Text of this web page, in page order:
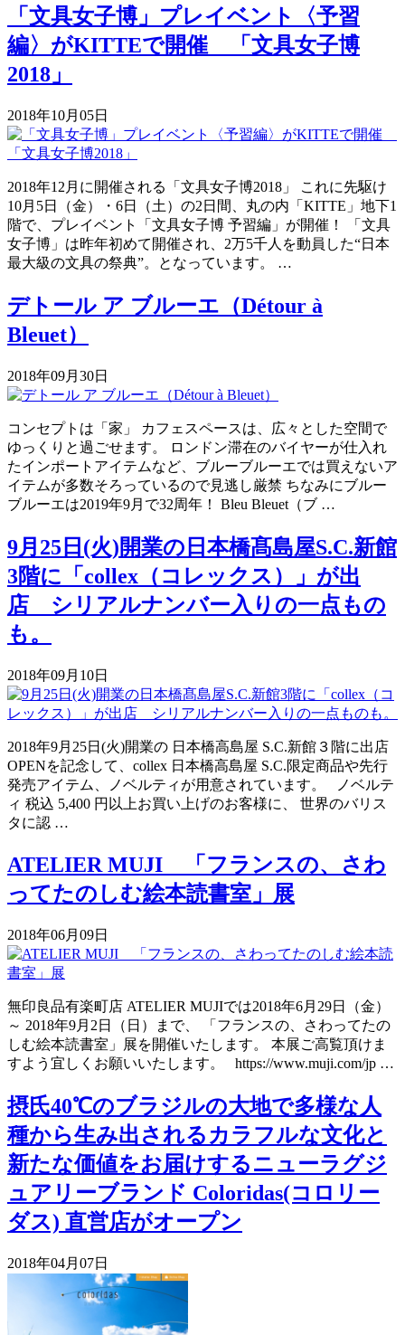
「文具女子博」プレイベント〈予習
編〉がKITTEで開催 「文具女子博
2018」
2018年10月05日
2018年12月に開催される「文具女子博2018」 これに先駆け
10月5日（金）・6日（土）の2日間、丸の内「KITTE」地下1
階で、プレイベント「文具女子博 予習編」が開催！ 「文具
女子博」は昨年初めて開催され、2万5千人を動員した“日本
最大級の文具の祭典”。となっています。 …
デトール ア ブルーエ（Détour à
Bleuet）
2018年09月30日
コンセプトは「家」 カフェスペースは、広々とした空間で
ゆっくりと過ごせます。 ロンドン滞在のバイヤーが仕入れ
たインポートアイテムなど、ブルーブルーエでは買えないア
イテムが多数そろっているので見逃し厳禁 ちなみにブルー
ブルーエは2019年9月で32周年！ Bleu Bleuet（ブ …
9月25日(火)開業の日本橋髙島屋S.C.新館
3階に「collex（コレックス）」が出
店 シリアルナンバー入りの一点もの
も。
2018年09月10日
2018年9月25日(火)開業の 日本橋高島屋 S.C.新館３階に出店
OPENを記念して、collex 日本橋高島屋 S.C.限定商品や先行
発売アイテム、ノベルティが用意されています。 ノベルテ
ィ 税込 5,400 円以上お買い上げのお客様に、 世界のバリス
タに認 …
ATELIER MUJI 「フランスの、さわ
ってたのしむ絵本読書室」展
2018年06月09日
無印良品有楽町店 ATELIER MUJIでは2018年6月29日（金）
～ 2018年9月2日（日）まで、 「フランスの、さわってたの
しむ絵本読書室」展を開催いたします。 本展ご高覧頂けま
すよう宜しくお願いいたします。 https://www.muji.com/jp …
摂氏40℃のブラジルの大地で多様な人
種から生み出されるカラフルな文化と
新たな価値をお届けするニューラグジ
ュアリーブランド Coloridas(コロリー
ダス) 直営店がオープン
2018年04月07日